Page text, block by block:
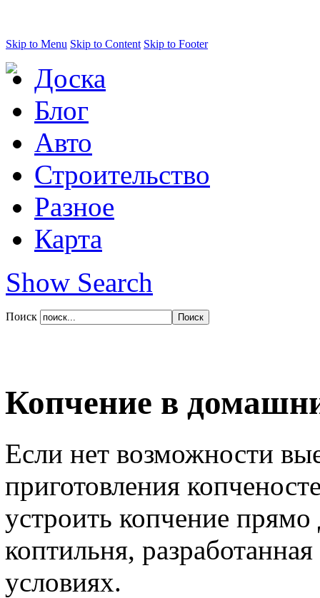
Skip to Menu Skip to Content Skip to Footer
Доска
Блог
Авто
Строительство
Разное
Карта
Show Search
Поиск
Копчение в
Если нет возможности
приготовления
устроить копчение
коптильня,
условиях.